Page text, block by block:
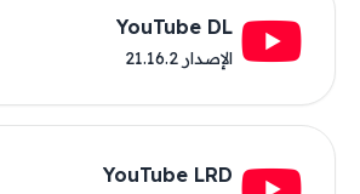
YouTube DL
الإصدار 21.16.2
YouTube LRD